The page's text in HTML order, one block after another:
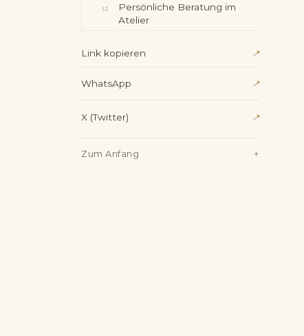
Persönliche Beratung im
Atelier
Link kopieren ↗
WhatsApp ↗
X (Twitter) ↗
Zum Anfang ↑